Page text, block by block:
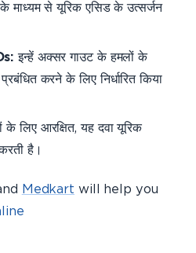
के माध्यम से यूरिक एसिड के उत्सर्जन
इन्हें अक्सर गाउट के हमलों के
करने के लिए निर्धारित किया
के लिए आरक्षित, यह दवा यूरिक
है।
Medkart will help you